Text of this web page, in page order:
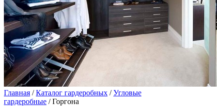
Главная /Каталог гардеробных /Угловые
гардеробные / Горгона